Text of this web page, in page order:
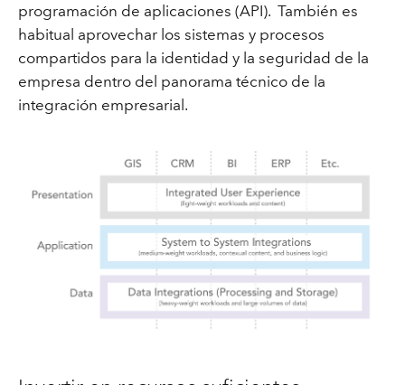
programación de aplicaciones (API). También es
habitual aprovechar los sistemas y procesos
compartidos para la identidad y la seguridad de la
empresa dentro del panorama técnico de la
integración empresarial.